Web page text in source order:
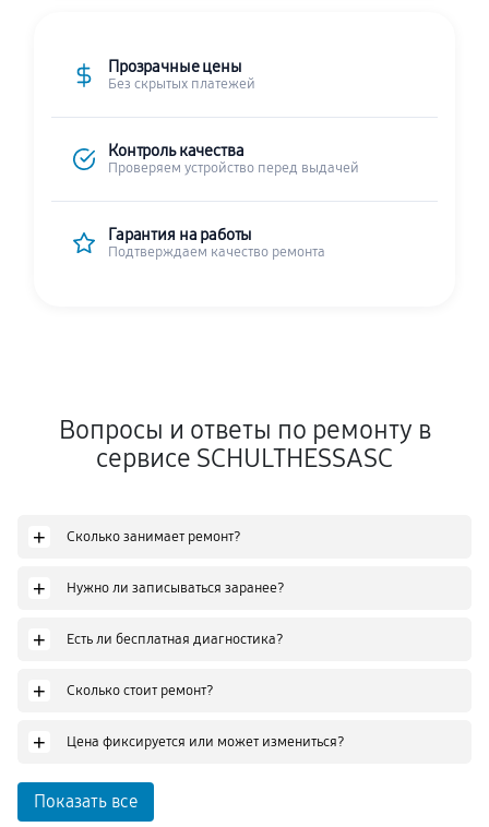
Прозрачные цены
Без скрытых платежей
Контроль качества
Проверяем устройство перед выдачей
Гарантия на работы
Подтверждаем качество ремонта
Вопросы и ответы по ремонту в
сервисе SCHULTHESSASC
+ Сколько занимает ремонт?
+ Нужно ли записываться заранее?
+ Есть ли бесплатная диагностика?
+ Сколько стоит ремонт?
+ Цена фиксируется или может измениться?
Показать все